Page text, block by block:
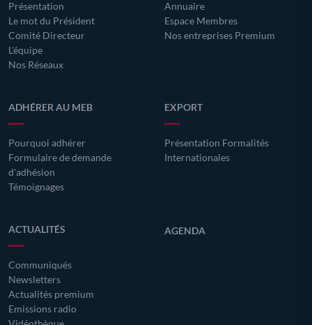
Présentation
Le mot du Président
Comité Directeur
L'équipe
Nos Réseaux
Annuaire
Espace Membres
Nos entreprises Premium
ADHÉRER AU MEB
Pourquoi adhérer
Formulaire de demande
d'adhésion
Témoignages
EXPORT
Présentation Formalités
Internationales
ACTUALITÉS
Communiqués
Newsletters
Actualités premium
Emissions radio
AGENDA